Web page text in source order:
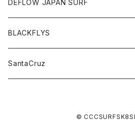
DEFLOW JAPAN SURF
BLACKFLYS
SantaCruz
©